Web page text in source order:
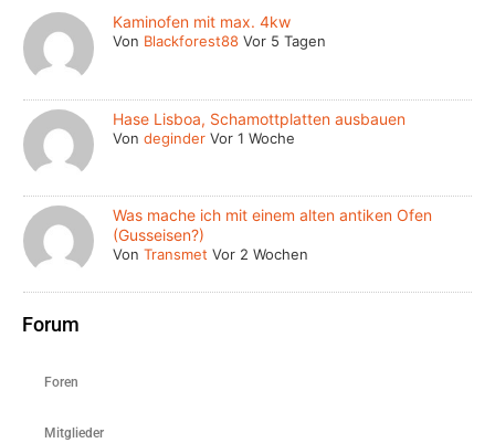
Kaminofen mit max. 4kw
Von Blackforest88 Vor 5 Tagen
Hase Lisboa, Schamottplatten ausbauen
Vondeginder Vor 1 Woche
Was mache ich mit einem alten antiken Ofen
(Gusseisen?)
VonTransmet Vor 2 Wochen
Forum
Foren
Mitglieder